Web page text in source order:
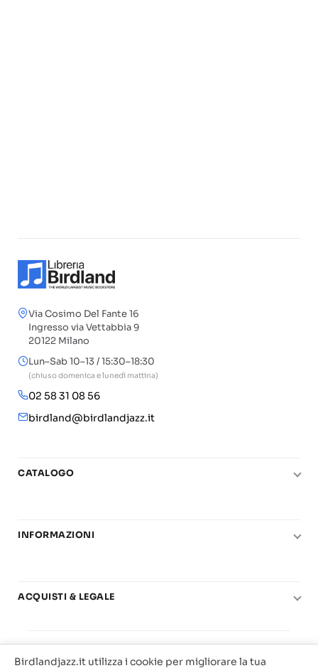
Via Cosimo Del Fante 16
Ingresso via Vettabbia 9
20122 Milano
Lun–Sab 10–13 / 15:30–18:30
(chiuso domenica e lunedì mattina)
02 58 31 08 56
birdland@birdlandjazz.it
CATALOGO
Chitarra
Basi play-along
Offerte
INFORMAZIONI
Carta del Docente
ACQUISTI & LEGALE
Birdland Milano. P.Iva 12093700156
Birdlandjazz.it utilizza i cookie per migliorare la tua